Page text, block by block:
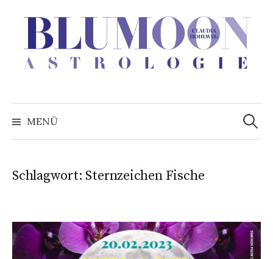
überspringen
MENÜ
Suchen
nach:
Schlagwort: Sternzeichen Fische